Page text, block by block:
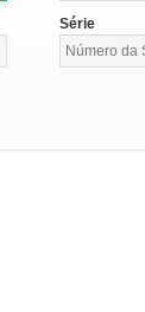
Série